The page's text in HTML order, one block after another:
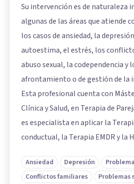
Su intervención es de naturaleza
algunas de las áreas que atiende
los casos de ansiedad, la
autoestima, el estrés, los
abuso sexual, la codependencia y
afrontamiento o de gestión de la
Esta profesional cuenta con
Clínica y Salud, en Terapia de
es especialista en aplicar la
conductual, la Terapia EMDR y la
Ansiedad Depresión
Conflictos familiares
Problemas